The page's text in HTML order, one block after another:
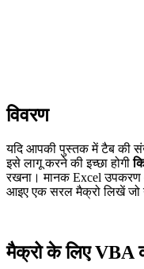
विवरण
यदि आपकी पुस्तक में टैब की
इसे लागू करने की इच्छा होगी
रखना। मानक Excel उपकरण
आइए एक सरल मैक्रो लिखें जो
मैक्रो के लिए VBA